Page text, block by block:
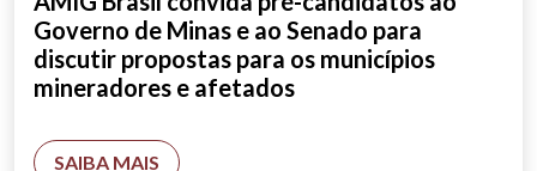
Governo de Minas e ao Senado para
discutir propostas para os municípios
mineradores e afetados
SAIBA MAIS